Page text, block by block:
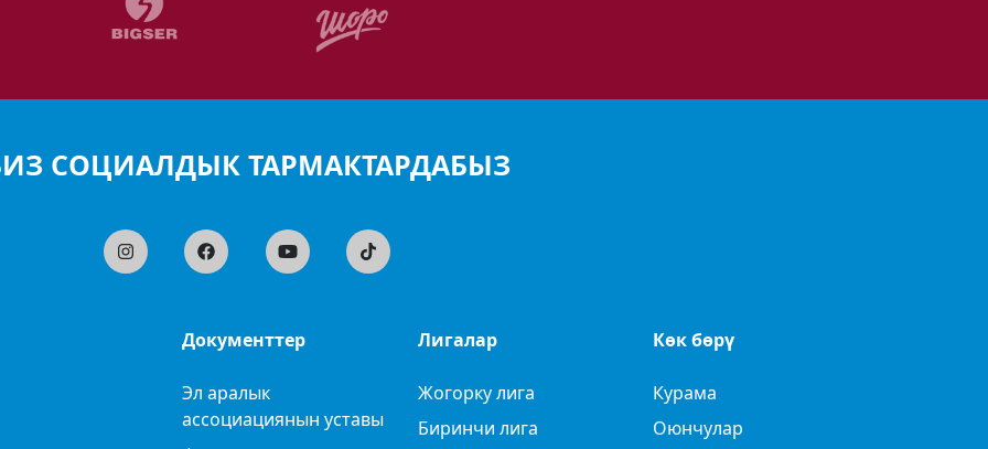
СОЦИАЛДЫК ТАРМАКТАРДАБЫЗ
Документтер
Эл аралык
ассоциациянын уставы
Лигалар
Жогорку лига
Биринчи лига
Көк бөрү
Курама
Оюнчулар